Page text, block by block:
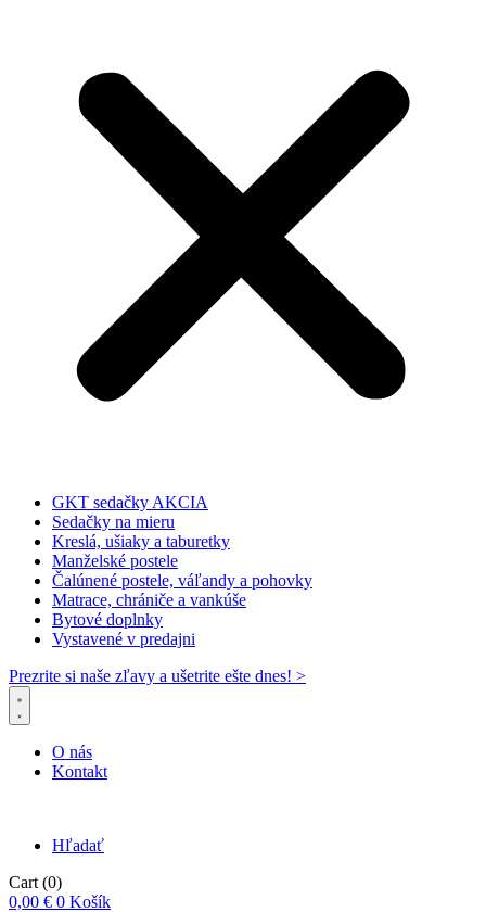
GKT sedačky AKCIA
Sedačky na mieru
Kreslá, ušiaky a taburetky
Manželské postele
Čalúnené postele, váľandy a pohovky
Matrace, chrániče a vankúše
Bytové doplnky
Vystavené v predajni
Prezrite si naše zľavy a ušetrite ešte dnes! >​
O nás
Kontakt
Hľadať
Cart (0)
0,00 € 0 Košík